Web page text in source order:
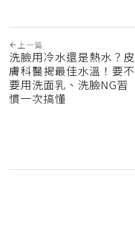
上一篇
洗臉用冷水還是熱水？皮
膚科醫揭最佳水溫！要不
要用洗面乳、洗臉NG習
慣一次搞懂